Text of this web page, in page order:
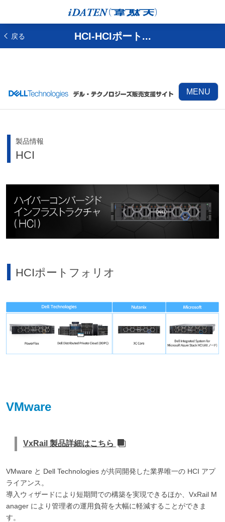
戻る HCI-HCIポート...
MENU
製品情報
HCI
HCIポートフォリオ
VMware
VxRail 製品詳細はこちら
VMware と Dell Technologies が共同開発した業界唯一の HCI アプ
ライアンス。
導入ウィザードにより短期間での構築を実現できるほか、VxRail M
anager により管理者の運用負荷を大幅に軽減することができま
す。